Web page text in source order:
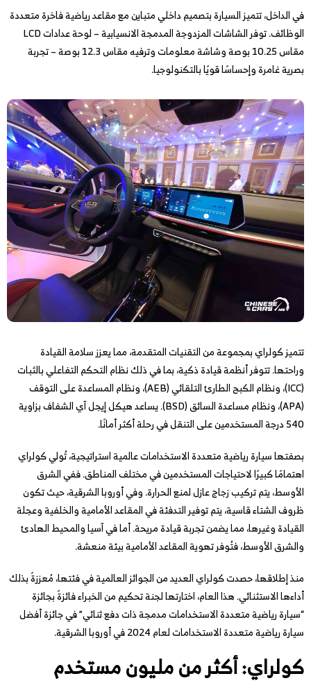
في الداخل، تتميز السيارة بتصميم داخلي متباين مع مقاعد رياضية فاخرة متعددة
الوظائف. توفر الشاشات المزدوجة المدمجة الانسيابية – لوحة عدادات LCD
مقاس 10.25 بوصة وشاشة معلومات وترفيه مقاس 12.3 بوصة – تجربة
بصرية غامرة وإحساسًا قويًا بالتكنولوجيا.
تتميز كولراي بمجموعة من التقنيات المتقدمة، مما يعزز سلامة القيادة
وراحتها. تتوفر أنظمة قيادة ذكية، بما في ذلك نظام التحكم التفاعلي بالثبات
(ICC)، ونظام الكبح الطارئ التلقائي (AEB)، ونظام المساعدة على التوقف
(APA)، ونظام مساعدة السائق (BSD). يساعد هيكل إيجل آي الشفاف بزاوية
540 درجة المستخدمين على التنقل في رحلة أكثر أمانًا.
بصفتها سيارة رياضية متعددة الاستخدامات عالمية استراتيجية، تُولي كولراي
اهتمامًا كبيرًا لاحتياجات المستخدمين في مختلف المناطق. ففي الشرق
الأوسط، يتم تركيب زجاج عازل لمنع الحرارة. وفي أوروبا الشرقية، حيث تكون
ظروف الشتاء قاسية، يتم توفير التدفئة في المقاعد الأمامية والخلفية وعجلة
القيادة وغيرها، مما يضمن تجربة قيادة مريحة. أما في آسيا والمحيط الهادئ
والشرق الأوسط، فتُوفر تهوية المقاعد الأمامية بيئة منعشة.
منذ إطلاقها، حصدت كولراي العديد من الجوائز العالمية في فئتها، مُعززةً بذلك
أداءها الاستثنائي. هذا العام، اختارتها لجنة تحكيم من الخبراء فائزةً بجائزة
“سيارة رياضية متعددة الاستخدامات مدمجة ذات دفع ثنائي” في جائزة أفضل
سيارة رياضية متعددة الاستخدامات لعام 2024 في أوروبا الشرقية.
كولراي: أكثر من مليون مستخدم